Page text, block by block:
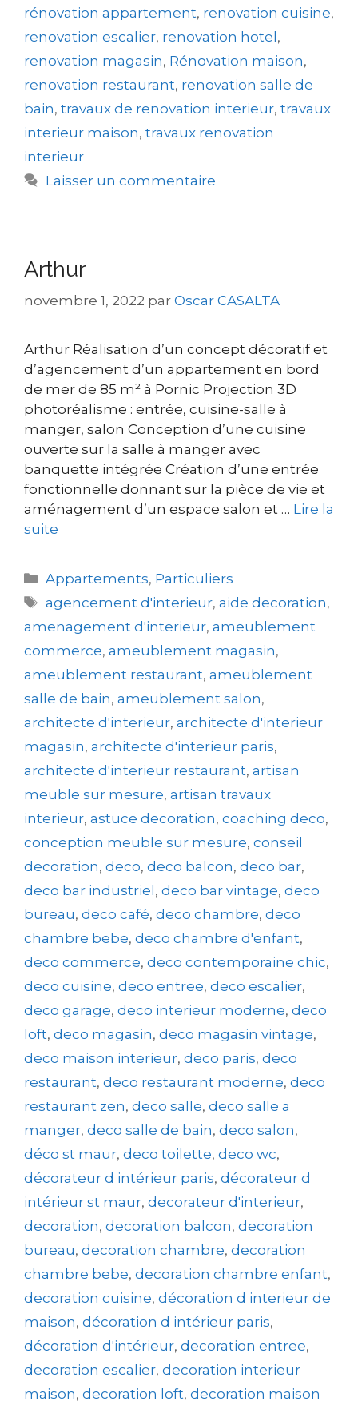
rénovation appartement, renovation cuisine,
renovation escalier, renovation hotel,
renovation magasin, Rénovation maison,
renovation restaurant, renovation salle de
bain, travaux de renovation interieur, travaux
interieur maison, travaux renovation
interieur
Laisser un commentaire
Arthur
novembre 1, 2022 par Oscar CASALTA
Arthur Réalisation d’un concept décoratif et
d’agencement d’un appartement en bord
de mer de 85 m² à Pornic Projection 3D
photoréalisme : entrée, cuisine-salle à
manger, salon Conception d’une cuisine
ouverte sur la salle à manger avec
banquette intégrée Création d’une entrée
fonctionnelle donnant sur la pièce de vie et
aménagement d’un espace salon et … Lire la
suite
Appartements, Particuliers
agencement d'interieur,aide decoration,
amenagement d'interieur, ameublement
commerce, ameublement magasin,
ameublement restaurant, ameublement
salle de bain, ameublement salon,
architecte d'interieur, architecte d'interieur
magasin, architecte d'interieur paris,
architecte d'interieur restaurant, artisan
meuble sur mesure, artisan travaux
interieur, astuce decoration, coaching deco,
conception meuble sur mesure, conseil
decoration, deco, deco balcon, deco bar,
deco bar industriel , deco bar vintage, deco
bureau, deco café, deco chambre, deco
chambre bebe, deco chambre d'enfant,
deco commerce, deco contemporaine chic,
deco cuisine, deco entree, deco escalier,
deco garage, deco interieur moderne, deco
loft, deco magasin, deco magasin vintage,
deco maison interieur, deco paris, deco
restaurant, deco restaurant moderne, deco
restaurant zen, deco salle, deco salle a
manger, deco salle de bain, deco salon,
déco st maur, deco toilette, deco wc,
décorateur d intérieur paris, décorateur d
intérieur st maur, decorateur d'interieur,
decoration, decoration balcon, decoration
bureau, decoration chambre, decoration
chambre bebe, decoration chambre enfant,
decoration cuisine, décoration d interieur de
maison, décoration d intérieur paris,
décoration d'intérieur, decoration entree,
decoration escalier, decoration interieur
maison, decoration loft, decoration maison